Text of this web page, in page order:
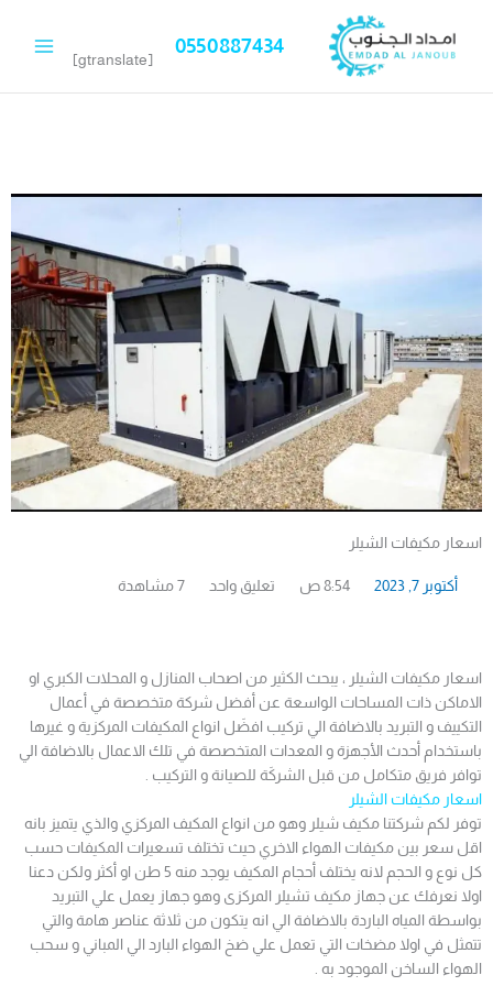
المحتوى
0550887434
[gtranslate]
اسعار مكيفات الشيلر
أكتوبر 7, 2023 8:54 ص تعليق واحد 7 مشاهدة
اسعار مكيفات الشيلر ، يبحث الكثير من اصحاب المنازل و المحلات الكبري او
الاماكن ذات المساحات الواسعة عن أفضل شركة متخصصة في أعمال
التكييف و التبريد بالاضافة الي تركيب افضَل انواع المكيفات المركزية و غيرها
باستخدام أحدث الأجهزة و المعدات المتخصصة في تلك الاعمال بالاضافة الي
توافر فريق متكامل من قبل الشركَة للصيانة و التركيب .
اسعار مكيفات الشيلر
توفر لكم شركتنا مكيف شيلر وهو من انواع المكيف المركزي والذي يتميز بانه
اقل سعر بين مكيفات الهواء الاخري حيث تختلف تسعيرات المكيفات حسب
كل نوع و الحجم لانه يختلف أحجام المكيف يوجد منه 5 طن او أكثر ولكن دعنا
اولا نعرفك عن جهاز مكيف تشيلر المركزى وهو جهاز يعمل علي التبريد
بواسطة المياه الباردة بالاضافة الي انه يتكون من ثلاثة عناصر هامة والتي
تتمثل في اولا مضخات التي تعمل علي ضخ الهواء البارد الي المباني و سحب
الهواء الساخن الموجود به .